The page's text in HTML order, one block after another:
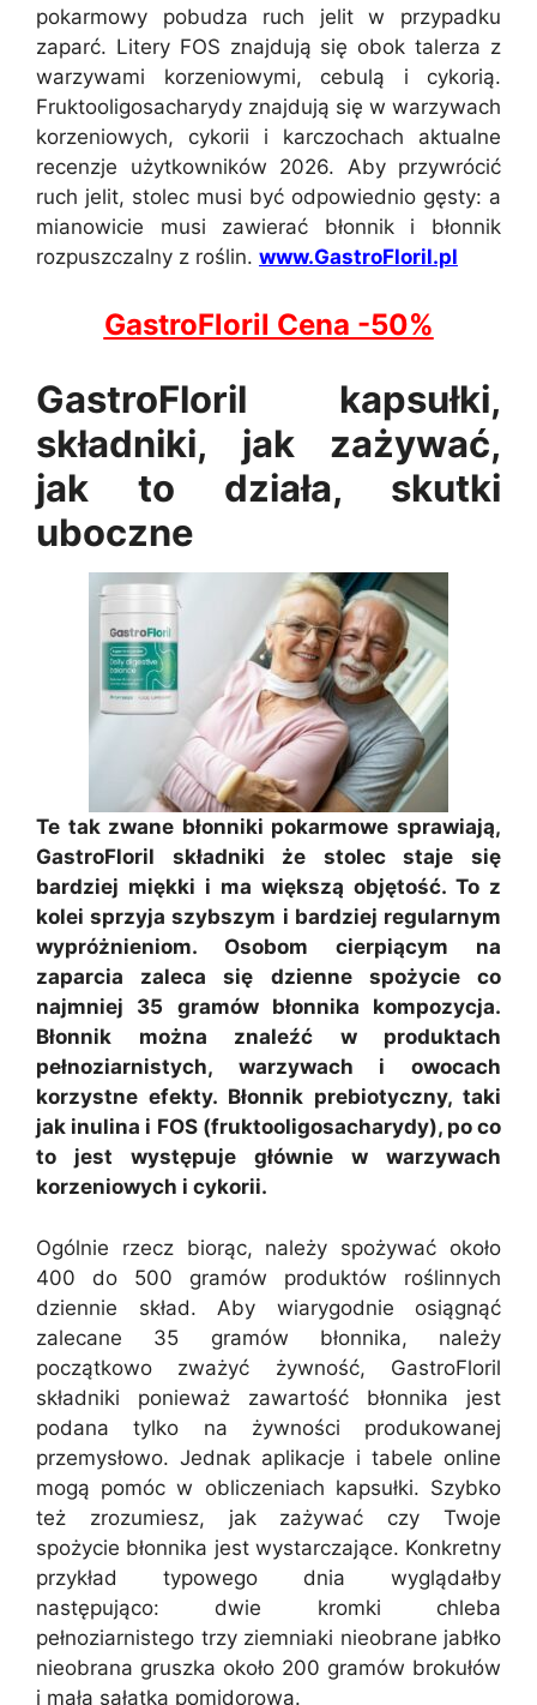
pokarmowy pobudza ruch jelit w przypadku
zaparć. Litery FOS znajdują się obok talerza z
warzywami korzeniowymi, cebulą i cykorią.
Fruktooligosacharydy znajdują się w warzywach
korzeniowych, cykorii i karczochach aktualne
recenzje użytkowników 2026. Aby przywrócić
ruch jelit, stolec musi być odpowiednio gęsty: a
mianowicie musi zawierać błonnik i błonnik
rozpuszczalny z roślin. www.GastroFloril.pl
GastroFloril Cena -50%
GastroFloril kapsułki,
składniki, jak zażywać,
jak to działa, skutki
uboczne
Te tak zwane błonniki pokarmowe sprawiają,
GastroFloril składniki że stolec staje się
bardziej miękki i ma większą objętość. To z
kolei sprzyja szybszym i bardziej regularnym
wypróżnieniom. Osobom cierpiącym na
zaparcia zaleca się dzienne spożycie co
najmniej 35 gramów błonnika kompozycja.
Błonnik można znaleźć w produktach
pełnoziarnistych, warzywach i owocach
korzystne efekty. Błonnik prebiotyczny, taki
jak inulina i FOS (fruktooligosacharydy), po co
to jest występuje głównie w warzywach
korzeniowych i cykorii.
Ogólnie rzecz biorąc, należy spożywać około
400 do 500 gramów produktów roślinnych
dziennie skład. Aby wiarygodnie osiągnąć
zalecane 35 gramów błonnika, należy
początkowo zważyć żywność, GastroFloril
składniki ponieważ zawartość błonnika jest
podana tylko na żywności produkowanej
przemysłowo. Jednak aplikacje i tabele online
mogą pomóc w obliczeniach kapsułki. Szybko
też zrozumiesz, jak zażywać czy Twoje
spożycie błonnika jest wystarczające. Konkretny
przykład typowego dnia wyglądałby
następująco: dwie kromki chleba
pełnoziarnistego trzy ziemniaki nieobrane jabłko
nieobrana gruszka około 200 gramów brokułów
i mała sałatka pomidorowa.